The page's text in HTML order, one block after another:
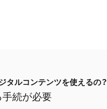
タルコンテンツを使えるの？
続が必要